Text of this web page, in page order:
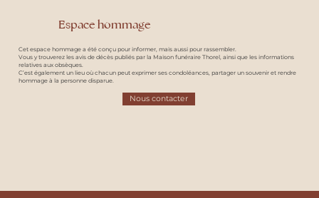
Espace hommage
Cet espace hommage a été conçu pour informer, mais aussi pour rassembler.
Vous y trouverez les avis de décès publiés par la Maison funéraire Thorel, ainsi que les informations
relatives aux obsèques.
C’est également un lieu où chacun peut exprimer ses condoléances, partager un souvenir et rendre
hommage à la personne disparue.
Nous contacter